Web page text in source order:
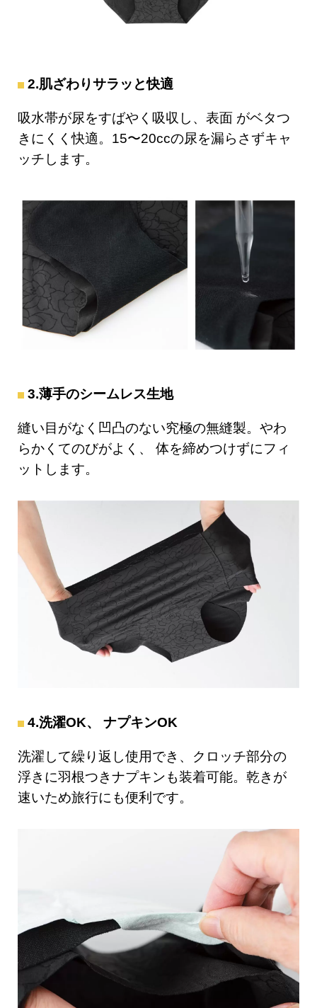
2.肌ざわりサラッと快適
吸水帯が尿をすばやく吸収し、表面 がベタつ
きにくく快適。15〜20ccの尿を漏らさずキャ
ッチします。
3.薄手のシームレス生地
縫い目がなく凹凸のない究極の無縫製。やわ
らかくてのびがよく、 体を締めつけずにフィ
ットします。
4.洗濯OK、 ナプキンOK
洗濯して繰り返し使用でき、クロッチ部分の
浮きに羽根つきナプキンも装着可能。乾きが
速いため旅行にも便利です。